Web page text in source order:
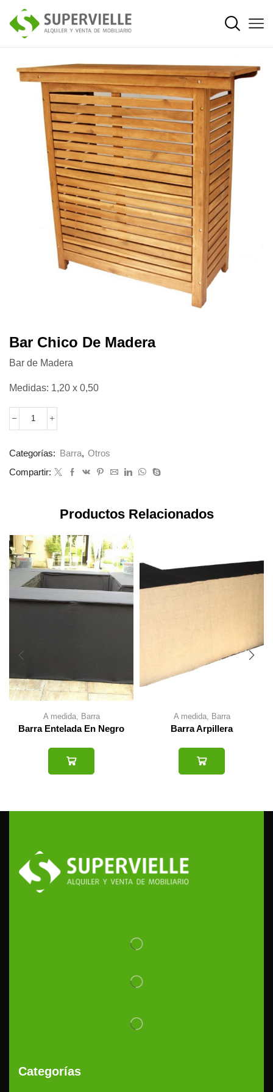
Bar Chico De Madera
Bar de Madera
Medidas: 1,20 x 0,50
Categorías: Barra, Otros
Compartir:
Productos Relacionados
A medida, Barra
Barra Entelada En Negro
A medida, Barra
Barra Arpillera
Categorías